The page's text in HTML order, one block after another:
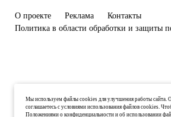
О проекте Реклама
Контакты
Политика в области обработки и защиты
Мы используем файлы cookies для улучшения работы сайта.
соглашаетесь с условиями использования файлов cookies.
Положениями о конфиденциальности и об использовании